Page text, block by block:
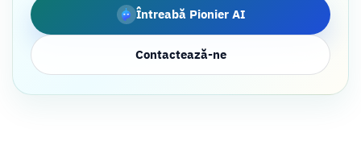
Întreabă Pionier AI
Contactează-ne